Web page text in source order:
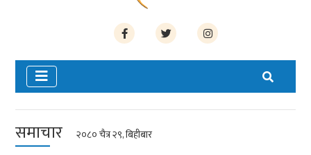
समाचार २०८० चैत्र २९, बिहीबार